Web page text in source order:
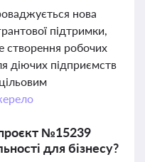
нова
підтримки,
створення робочих
діючих підприємств
№15239
для бізнесу?